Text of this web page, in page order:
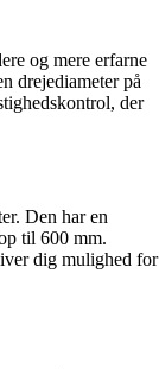
og mere erfarne
drejediameter på
der
Den har en
til 600 mm.
dig mulighed for